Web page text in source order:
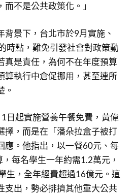
不是公共政策化。」
背景下，台北市於9月實施、
時點，難免引發社會對政策動
真是責任，為何不在年度預算
算執行中倉促挪用，甚至連所
。
日起實施營養午餐免費，黃偉
擇，而是在「潘朵拉盒子被打
應。他指出，以一餐60元、每
每名學生一年約需1.2萬元，
生，全年經費超過16億元。這
支出，勢必排擠其他重大公共